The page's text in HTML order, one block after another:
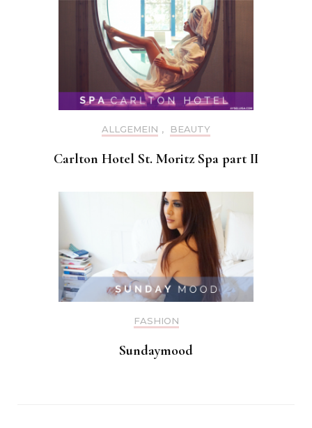
ALLGEMEIN , BEAUTY
Carlton Hotel St. Moritz Spa part II
FASHION
Sundaymood